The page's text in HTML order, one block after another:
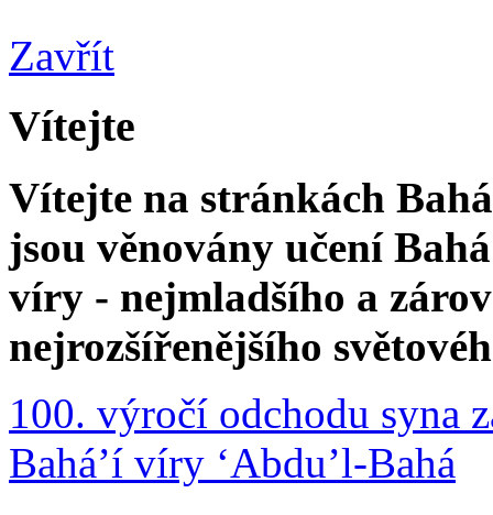
Zavřít
Vítejte
Vítejte na stránkách
jsou věnovány učení
víry - nejmladšího a
nejrozšířenějšího
100. výročí odchodu syna
Bahá’í víry ‘Abdu’l-Bahá